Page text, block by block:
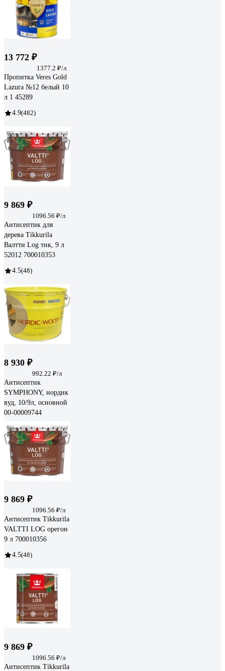
13 772 ₽
1377.2 ₽/л
Пропитка Veres Gold
Lazura №12 белый 10
л 1 45289
4.9(482)
9 869 ₽
1096.56 ₽/л
Антисептик для
дерева Tikkurila
Валтти Log тик, 9 л
52012 700010353
4.5(48)
8 930 ₽
992.22 ₽/л
Антисептик
SYMPHONY, нордик
вуд, 10/9л, oсновной
00-00009744
9 869 ₽
1096.56 ₽/л
Антисептик Tikkurila
VALTTI LOG орегон
9 л 700010356
4.5(48)
9 869 ₽
1096.56 ₽/л
Антисептик Tikkurila